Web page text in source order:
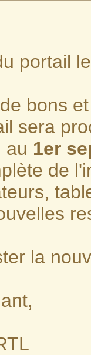
portail
bons
sera
au 1er
de
la